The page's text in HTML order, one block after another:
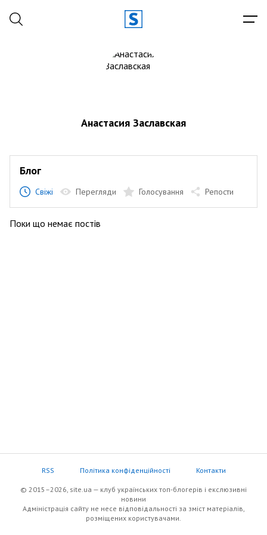
Анастасия Заславская
Блог
Свіжі Перегляди Голосування Репости
Поки що немає постів
RSS Політика конфіденційності Контакти
© 2015–2026, site.ua — клуб українських топ-блогерів i екслюзивнi
новини
Адміністрація сайту не несе відповідальності за зміст матеріалів,
розміщених користувачами.